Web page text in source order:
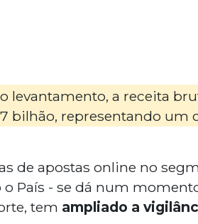
levantamento, a receita
bilhão, representando um
de apostas online no
País - se dá num
tem ampliado a